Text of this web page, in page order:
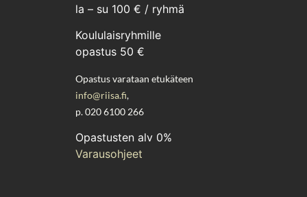
la – su 100 € / ryhmä
Koululaisryhmille
opastus 50 €
Opastus varataan etukäteen
info@riisa.fi,
p. 020 6100 266
Opastusten alv 0%
Varausohjeet